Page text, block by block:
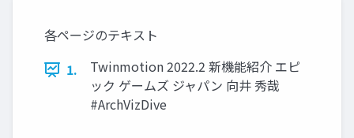
各ページのテキスト
1.
Twinmotion 2022.2 新機能紹介 エピ
ック ゲームズ ジャパン 向井 秀哉
#ArchVizDive